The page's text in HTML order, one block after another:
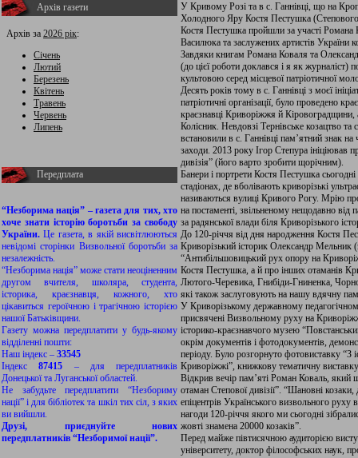
Архів газети
Архів за 2026 рік:
Січень
Лютий
Березень
Квітень
Травень
Червень
Липень
Передплата
“Незборима нація” – газета для тих, хто
хоче знати історію боротьби за свободу
України.Це газета, в якій висвітлюються
невідомі сторінки Визвольної боротьби за
незалежність.
“Незборима нація” може стати неоціненним
другом вчителя, школяра, студента,
історика, краєзнавця, кожного, хто
цікавиться героїчною і трагічною історією
нашої Батьківщини.
Газету можна передплатити у будь-якому
відділенні пошти:
Наш індекс – 33545
Індекс87415 – для передплатників
Донецької та Луганської областей.
Не забудьте передплатити “Незбориму
нації” і для бібліотек та шкіл тих сіл, з яких
ви вийшли.
Друзі, приєднуйте нових
передплатників “Незборимої нації”.
У Кривому Розі та в с. Ганнівці, що на
Холодного Яру Костя Пестушка
Костя Пестушка пройшли за участі Романа
Василюка та заслужених артистів України
Завдяки книгам Романа Коваля та
(до цієї роботи доклався і я як журналіст)
культовою серед місцевої патріотичної
Десять років тому в с. Ганнівці з моєї
патріотичні організації, було проведено
краєзнавці Криворіжжя й
Колісник. Невдовзі Тернівське козацтво
встановили в с. Ганнівці пам’ятний знак
заходи. 2013 року Ігор Степура
дивізія” (його варто зробити щорічним).
Банери і портрети Костя Пестушка
стадіонах, де вболівають криворізькі
називаються вулиці Кривого Рогу. Мрію
на постаменті, звільненому нещодавно від
за радянської влади біля Криворізького
До 120-річчя від дня народження Костя
Криворізький історик Олександр
“Антибільшовицький рух опору на
Костя Пестушка, а й про інших отаманів
Лютого-Черевика, Гнибіди-Гниненка,
які також заслуговують на нашу вдячну
У Криворізькому державному
присвячені Визвольному руху на
історико-краєзнавчого музею
окрім документів і фотодокументів,
періоду. Було розгорнуто фотовиставку “З
Криворіжжі”, книжкову тематичну
Відкрив вечір пам’яті Роман Коваль,
отаман Степової дивізії”. “Шановні
епіцентрів Українського визвольного
нагоди 120-річчя якого ми сьогодні
жовті знамена 20000 козаків”.
Перед майже півтисячною аудиторією
університету, доктор філософських